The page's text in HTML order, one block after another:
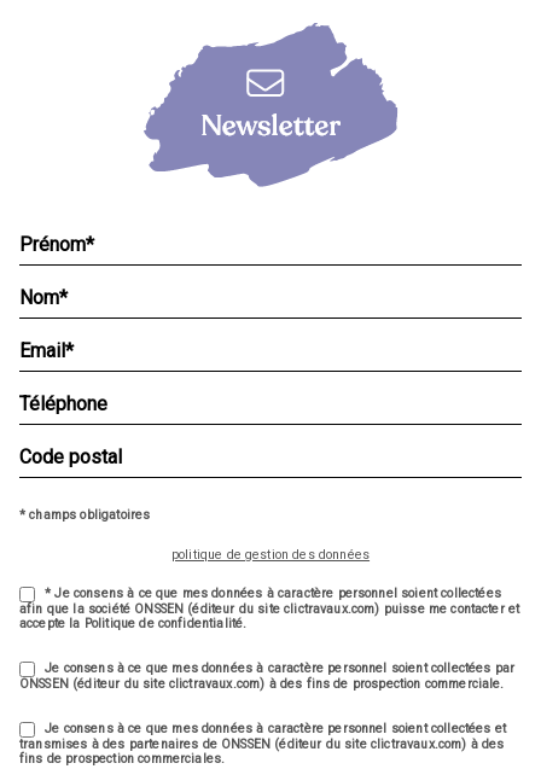
* champs obligatoires
politique de gestion des données
* Je consens à ce que mes données à caractère personnel soient collectées
afin que la société ONSSEN (éditeur du site clictravaux.com) puisse me contacter et
accepte la Politique de confidentialité.
Je consens à ce que mes données à caractère personnel soient collectées par
ONSSEN (éditeur du site clictravaux.com) à des fins de prospection commerciale.
Je consens à ce que mes données à caractère personnel soient collectées et
transmises à des partenaires de ONSSEN (éditeur du site clictravaux.com) à des
fins de prospection commerciales.